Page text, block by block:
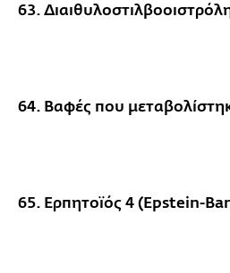
63.
64. Βαφές που
65. Ερπητοϊός 4 (Epstein-